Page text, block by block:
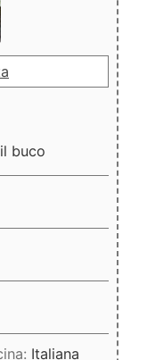
buco
Italiana